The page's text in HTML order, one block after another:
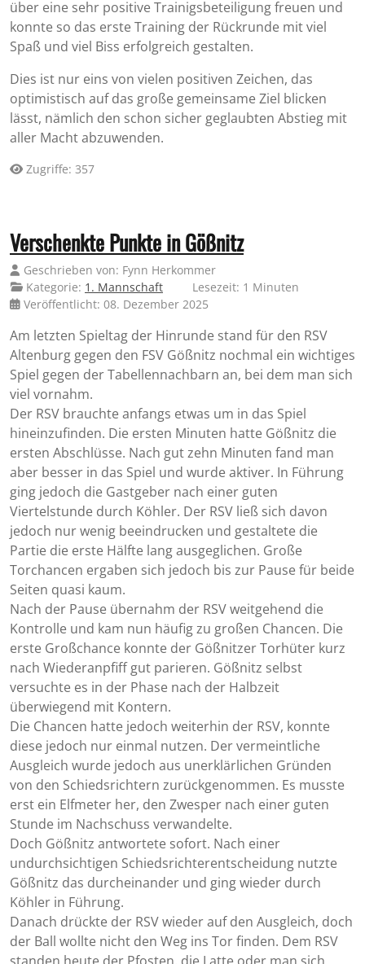
über eine sehr positive Trainigsbeteiligung freuen und
konnte so das erste Training der Rückrunde mit viel
Spaß und viel Biss erfolgreich gestalten.
Dies ist nur eins von vielen positiven Zeichen, das
optimistisch auf das große gemeinsame Ziel blicken
lässt, nämlich den schon sicher geglaubten Abstieg mit
aller Macht abzuwenden.
Zugriffe: 357
Verschenkte Punkte in Gößnitz
Geschrieben von: Fynn Herkommer
Kategorie: 1. Mannschaft
Lesezeit: 1 Minuten
Veröffentlicht: 08. Dezember 2025
Am letzten Spieltag der Hinrunde stand für den RSV
Altenburg gegen den FSV Gößnitz nochmal ein wichtiges
Spiel gegen der Tabellennachbarn an, bei dem man sich
viel vornahm.
Der RSV brauchte anfangs etwas um in das Spiel
hineinzufinden. Die ersten Minuten hatte Gößnitz die
ersten Abschlüsse. Nach gut zehn Minuten fand man
aber besser in das Spiel und wurde aktiver. In Führung
ging jedoch die Gastgeber nach einer guten
Viertelstunde durch Köhler. Der RSV ließ sich davon
jedoch nur wenig beeindrucken und gestaltete die
Partie die erste Hälfte lang ausgeglichen. Große
Torchancen ergaben sich jedoch bis zur Pause für beide
Seiten quasi kaum.
Nach der Pause übernahm der RSV weitgehend die
Kontrolle und kam nun häufig zu großen Chancen. Die
erste Großchance konnte der Gößnitzer Torhüter kurz
nach Wiederanpfiff gut parieren. Gößnitz selbst
versuchte es in der Phase nach der Halbzeit
überwiegend mit Kontern.
Die Chancen hatte jedoch weiterhin der RSV, konnte
diese jedoch nur einmal nutzen. Der vermeintliche
Ausgleich wurde jedoch aus unerklärlichen Gründen
von den Schiedsrichtern zurückgenommen. Es musste
erst ein Elfmeter her, den Zwesper nach einer guten
Stunde im Nachschuss verwandelte.
Doch Gößnitz antwortete sofort. Nach einer
undurchsichtigen Schiedsrichterentscheidung nutzte
Gößnitz das durcheinander und ging wieder durch
Köhler in Führung.
Danach drückte der RSV wieder auf den Ausgleich, doch
der Ball wollte nicht den Weg ins Tor finden. Dem RSV